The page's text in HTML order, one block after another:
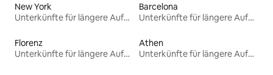
New York
Unterkünfte für längere Aufenthalte
Barcelona
Unterkünfte für längere Aufenthalte
Florenz
Unterkünfte für längere Aufenthalte
Athen
Unterkünfte für längere Aufenthalte